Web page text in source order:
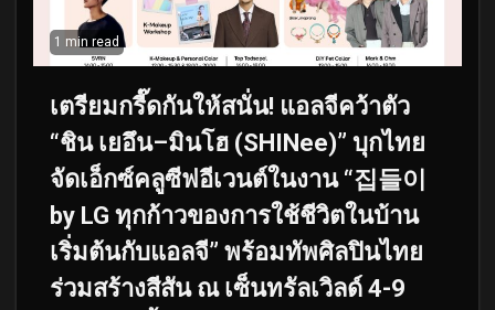
1 min read
เตรียมกรี๊ดกันให้สนั่น! แอลจีคว้าตัว
“ชิน เยอึน–มินโฮ (SHINee)” บุกไทย
จัดเอ็กซ์คลูซีฟอีเวนต์ในงาน “집들이
by LG ทุกก้าวของการใช้ชีวิตในบ้าน
เริ่มต้นกับแอลจี” พร้อมทัพศิลปินไทย
ร่วมสร้างสีสัน ณ เซ็นทรัลเวิลด์ 4-9